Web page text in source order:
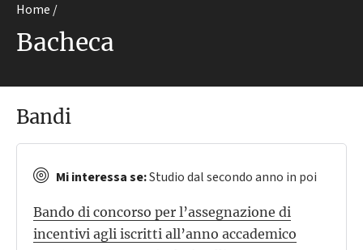
Home
Bacheca
Bandi
Mi interessa se:Studio dal secondo anno in poi
Bando di concorso per l’assegnazione di
incentivi agli iscritti all’anno accademico